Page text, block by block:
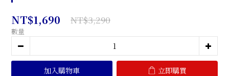
NT$1,690 NT$3,290
數量
加入購物車 立即購買